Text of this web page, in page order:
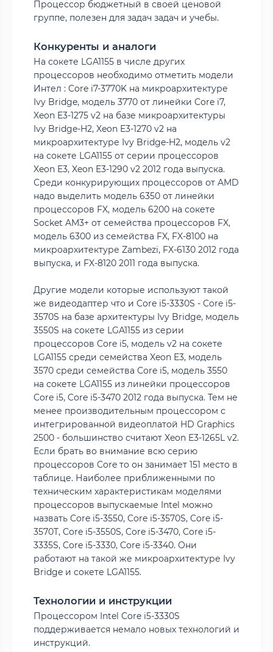
Процессор бюджетный в своей ценовой
группе, полезен для задач задач и учебы.
Конкуренты и аналоги
На сокете LGA1155 в числе других
процессоров необходимо отметить модели
Интел : Core i7-3770K на микроархитектуре
Ivy Bridge, модель 3770 от линейки Core i7,
Xeon E3-1275 v2 на базе микроархитектуры
Ivy Bridge-H2, Xeon E3-1270 v2 на
микроархитектуре Ivy Bridge-H2, модель v2
на сокете LGA1155 от серии процессоров
Xeon E3, Xeon E3-1290 v2 2012 года выпуска.
Среди конкурирующих процессоров от AMD
надо выделить модель 6350 от линейки
процессоров FX, модель 6200 на сокете
Socket AM3+ от семейства процессоров FX,
модель 6300 из семейства FX, FX-8100 на
микроархитектуре Zambezi, FX-6130 2012 года
выпуска, и FX-8120 2011 года выпуска.
Другие модели которые используют такой
же видеодаптер что и Core i5-3330S - Core i5-
3570S на базе архитектуры Ivy Bridge, модель
3550S на сокете LGA1155 из серии
процессоров Core i5, модель v2 на сокете
LGA1155 среди семейства Xeon E3, модель
3570 среди семейства Core i5, модель 3550
на сокете LGA1155 из линейки процессоров
Core i5, Core i5-3470 2012 года выпуска. Тем не
менее производительным процессором с
интегрированной видеоплатой HD Graphics
2500 - большинство считают Xeon E3-1265L v2.
Если брать во внимание всю серию
процессоров Core то он занимает 151 место в
таблице. Наиболее приближенными по
техническим характеристикам моделями
процессоров выпускаемые Intel можно
назвать Core i5-3550, Core i5-3570S, Core i5-
3570T, Core i5-3550S, Core i5-3470, Core i5-
3335S, Core i5-3330, Core i5-3340. Они
работают на такой же микроархитектуре Ivy
Bridge и сокете LGA1155.
Технологии и инструкции
Процессором Intel Core i5-3330S
поддерживается немало новых технологий и
инструкций.